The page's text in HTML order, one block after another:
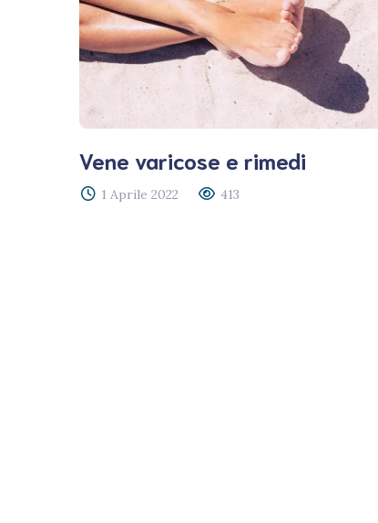
Vene varicose e rimedi
1 Aprile 2022 413